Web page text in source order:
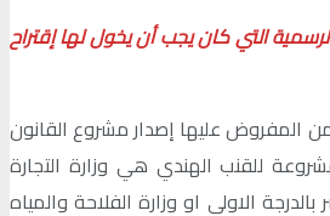
التي كان يجب أن يخول لها إقتراح
المفروض عليها إصدار مشروع القانون
للقنب الهندي هي وزارة التجارة
الاولى او وزارة الفلاحة والمياه